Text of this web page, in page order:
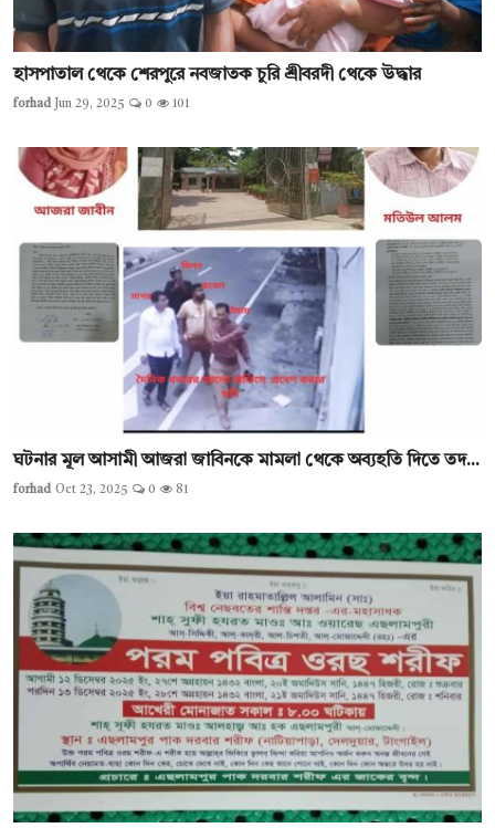
হাসপাতাল থেকে শেরপুরে নবজাতক চুরি শ্রীবরদী থেকে উদ্ধার
forhad Jun 29, 2025 0 101
ঘটনার মূল আসামী আজরা জাবিনকে মামলা থেকে অব্যহতি দিতে তদ...
forhad Oct 23, 2025 0 81